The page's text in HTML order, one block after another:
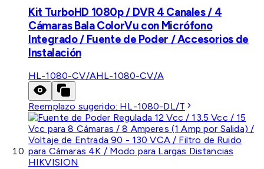
Kit TurboHD 1080p / DVR 4 Canales / 4
Cámaras Bala ColorVu con Micrófono
Integrado / Fuente de Poder / Accesorios de
Instalación
HL-1080-CV/AHL-1080-CV/A
Reemplazo sugerido: HL-1080-DL/T
HIKVISION